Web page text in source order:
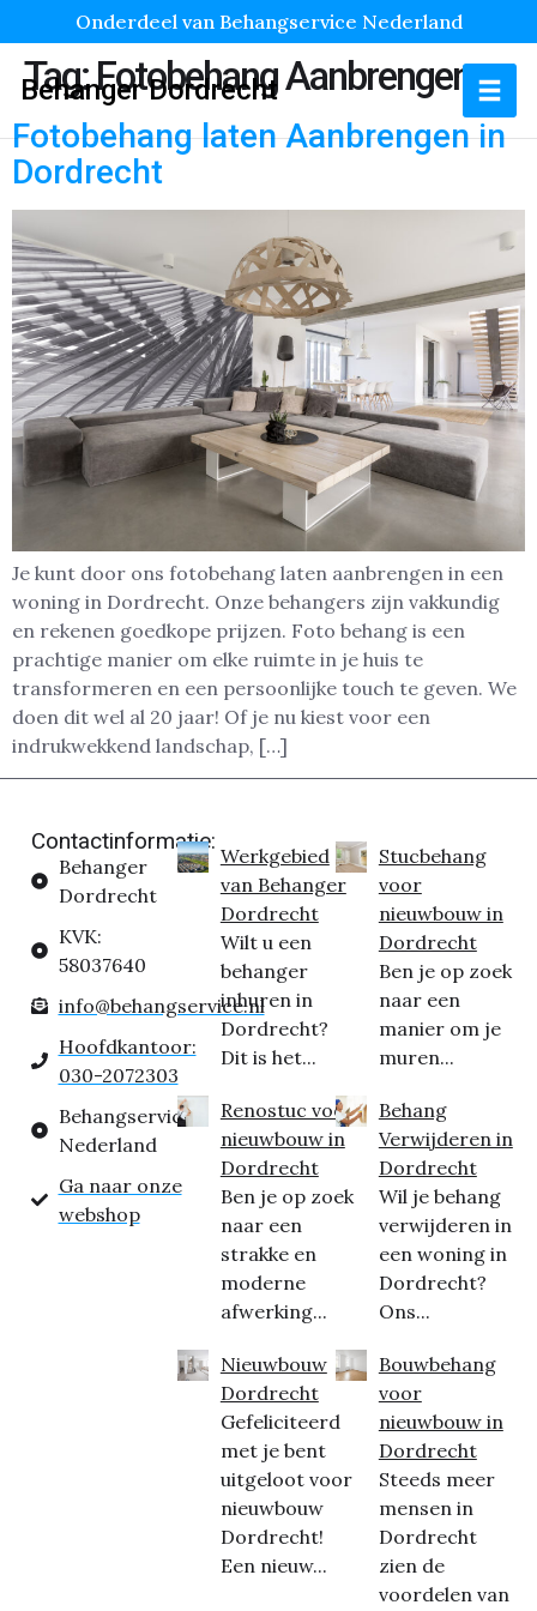
Onderdeel van Behangservice Nederland
Behanger Dordrecht
Tag:Fotobehang Aanbrengen
Fotobehang laten Aanbrengen in
Dordrecht
Je kunt door ons fotobehang laten aanbrengen in een
woning in Dordrecht. Onze behangers zijn vakkundig
en rekenen goedkope prijzen. Foto behang is een
prachtige manier om elke ruimte in je huis te
transformeren en een persoonlijke touch te geven. We
doen dit wel al 20 jaar! Of je nu kiest voor een
indrukwekkend landschap, […]
Contactinformatie:
Behanger
Dordrecht
KVK:
58037640
info@behangservice.nl
Hoofdkantoor:
030-2072303
Behangservice
Nederland
Ga naar onze
webshop
Werkgebied
van Behanger
Dordrecht
Wilt u een
behanger
inhuren in
Dordrecht?
Dit is het...
Renostuc voor
nieuwbouw in
Dordrecht
Ben je op zoek
naar een
strakke en
moderne
afwerking...
Nieuwbouw
Dordrecht
Gefeliciteerd
met je bent
uitgeloot voor
nieuwbouw
Dordrecht!
Een nieuw...
Stucbehang
voor
nieuwbouw in
Dordrecht
Ben je op zoek
naar een
manier om je
muren...
Behang
Verwijderen in
Dordrecht
Wil je behang
verwijderen in
een woning in
Dordrecht?
Ons...
Bouwbehang
voor
nieuwbouw in
Dordrecht
Steeds meer
mensen in
Dordrecht
zien de
voordelen van